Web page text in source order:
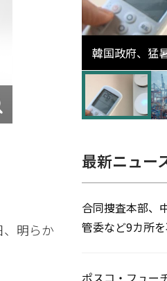
明らか
韓国政府、猛
高更新の可能
検
最新ニュー
合同捜査本部、
管委など9カ所
ポスコ・フュー